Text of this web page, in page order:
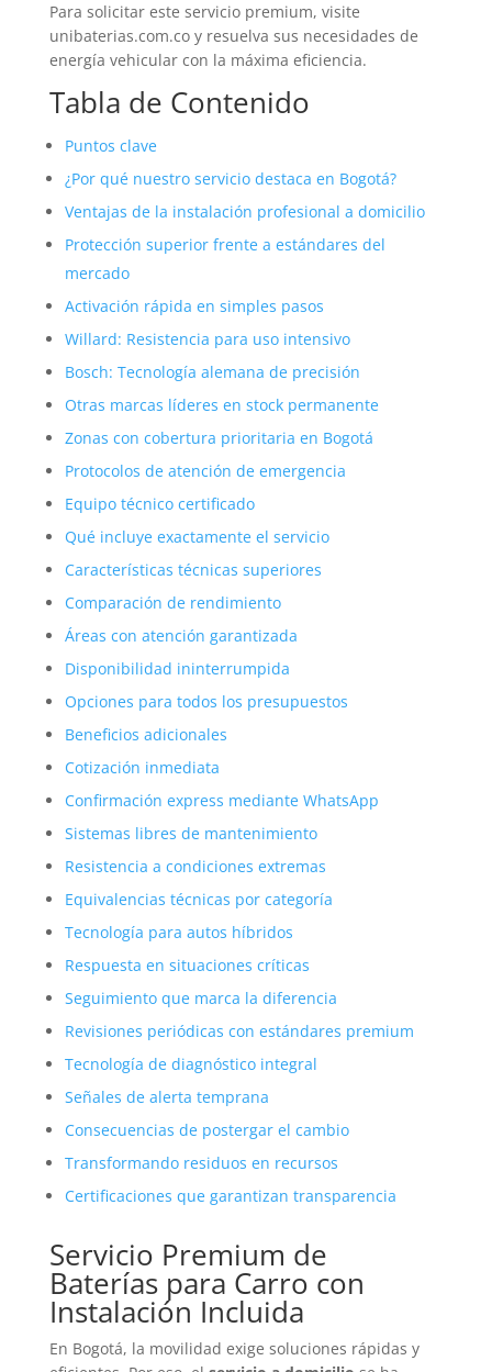
Para solicitar este servicio premium, visite
unibaterias.com.co y resuelva sus necesidades de
energía vehicular con la máxima eficiencia.
Tabla de Contenido
Puntos clave
¿Por qué nuestro servicio destaca en Bogotá?
Ventajas de la instalación profesional a domicilio
Protección superior frente a estándares del
mercado
Activación rápida en simples pasos
Willard: Resistencia para uso intensivo
Bosch: Tecnología alemana de precisión
Otras marcas líderes en stock permanente
Zonas con cobertura prioritaria en Bogotá
Protocolos de atención de emergencia
Equipo técnico certificado
Qué incluye exactamente el servicio
Características técnicas superiores
Comparación de rendimiento
Áreas con atención garantizada
Disponibilidad ininterrumpida
Opciones para todos los presupuestos
Beneficios adicionales
Cotización inmediata
Confirmación express mediante WhatsApp
Sistemas libres de mantenimiento
Resistencia a condiciones extremas
Equivalencias técnicas por categoría
Tecnología para autos híbridos
Respuesta en situaciones críticas
Seguimiento que marca la diferencia
Revisiones periódicas con estándares premium
Tecnología de diagnóstico integral
Señales de alerta temprana
Consecuencias de postergar el cambio
Transformando residuos en recursos
Certificaciones que garantizan transparencia
Servicio Premium de
Bateríaspara Carro con
Instalación Incluida
En Bogotá, la movilidad exige soluciones rápidas y